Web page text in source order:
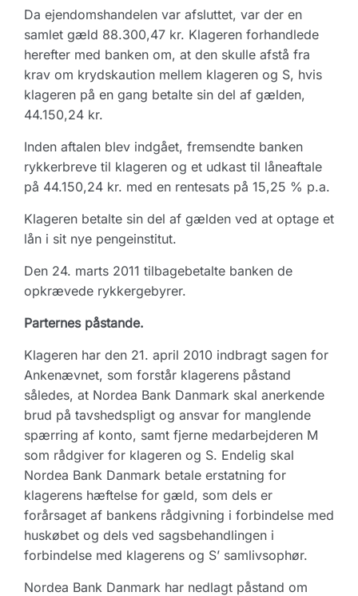
Da ejendomshandelen var afsluttet, var der en
samlet gæld 88.300,47 kr. Klageren forhandlede
herefter med banken om, at den skulle afstå fra
krav om krydskaution mellem klageren og S, hvis
klageren på en gang betalte sin del af gælden,
44.150,24 kr.
Inden aftalen blev indgået, fremsendte banken
rykkerbreve til klageren og et udkast til låneaftale
på 44.150,24 kr. med en rentesats på 15,25 % p.a.
Klageren betalte sin del af gælden ved at optage et
lån i sit nye pengeinstitut.
Den 24. marts 2011 tilbagebetalte banken de
opkrævede rykkergebyrer.
Parternes påstande.
Klageren har den 21. april 2010 indbragt sagen for
Ankenævnet, som forstår klagerens påstand
således, at Nordea Bank Danmark skal anerkende
brud på tavshedspligt og ansvar for manglende
spærring af konto, samt fjerne medarbejderen M
som rådgiver for klageren og S. Endelig skal
Nordea Bank Danmark betale erstatning for
klagerens hæftelse for gæld, som dels er
forårsaget af bankens rådgivning i forbindelse med
huskøbet og dels ved sagsbehandlingen i
forbindelse med klagerens og S’ samlivsophør.
Nordea Bank Danmark har nedlagt påstand om